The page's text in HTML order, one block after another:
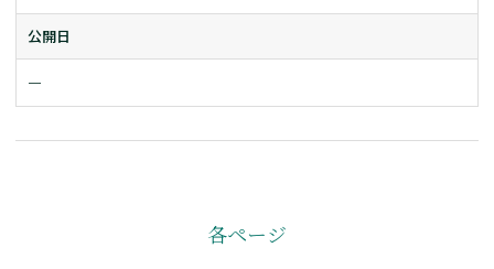
公開日
ー
各ページ